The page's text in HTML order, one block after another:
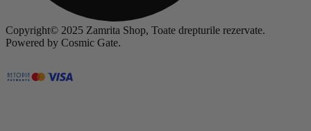
Copyright© 2025 Zamrita Shop, Toate drepturile rezervate.
Powered by Cosmic Gate.